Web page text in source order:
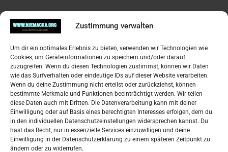
Zustimmung verwalten
Um dir ein optimales Erlebnis zu bieten, verwenden wir Technologien wie
Cookies, um Geräteinformationen zu speichern und/oder darauf
zuzugreifen. Wenn du diesen Technologien zustimmst, können wir Daten
wie das Surfverhalten oder eindeutige IDs auf dieser Website verarbeiten.
Wenn du deine Zustimmung nicht erteilst oder zurückziehst, können
bestimmte Merkmale und Funktionen beeinträchtigt werden. Wir teilen
diese Daten auch mit Dritten. Die Datenverarbeitung kann mit deiner
Einwilligung oder auf Basis eines berechtigten Interesses erfolgen, dem du
in den individuellen Datenschutzeinstellungen widersprechen kannst. Du
hast das Recht, nur in essenzielle Services einzuwilligen und deine
Einwilligung in der Datenschutzerklärung zu einem späteren Zeitpunkt zu
ändern oder zu widerrufen.
Pregled
Datenschutzerklärung
Widerufsbelehrung
Oglašavanje / Postavite svoj oglas
Tko je “Idemo u Svijet – Njemačka?
Pretražite stranicu: